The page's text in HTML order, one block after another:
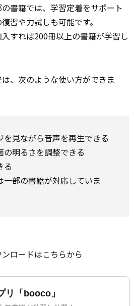
書籍では、学習定着をサポート
習や力試しも可能です。
すれば200冊以上の書籍が学習し
は、次のような使い方ができま
見ながら音声を再生できる
明るさを調整できる
る
部の書籍が対応していま
ロードはこちらから